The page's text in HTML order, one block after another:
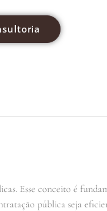
Esse conceito é
pública seja